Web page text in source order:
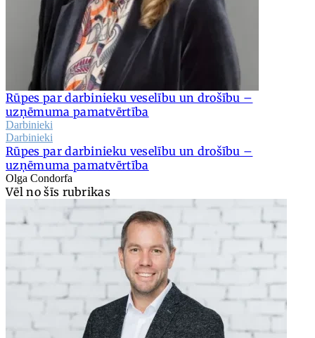
Rūpes par darbinieku veselību un drošību –
uzņēmuma pamatvērtība
Darbinieki
Darbinieki
Rūpes par darbinieku veselību un drošību –
uzņēmuma pamatvērtība
Olga Condorfa
Vēl no šīs rubrikas